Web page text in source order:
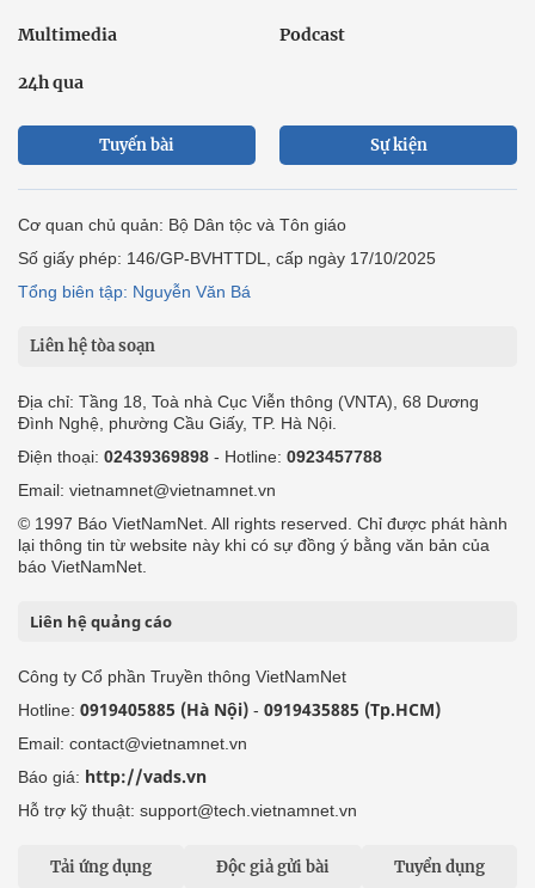
Multimedia Podcast
24h qua
Tuyến bài Sự kiện
Cơ quan chủ quản: Bộ Dân tộc và Tôn giáo
Số giấy phép: 146/GP-BVHTTDL, cấp ngày 17/10/2025
Tổng biên tập: Nguyễn Văn Bá
Liên hệ tòa soạn
Địa chỉ: Tầng 18, Toà nhà Cục Viễn thông (VNTA), 68 Dương
Đình Nghệ, phường Cầu Giấy, TP. Hà Nội.
Điện thoại: 02439369898 - Hotline: 0923457788
Email: vietnamnet@vietnamnet.vn
© 1997 Báo VietNamNet. All rights reserved. Chỉ được phát hành
lại thông tin từ website này khi có sự đồng ý bằng văn bản của
báo VietNamNet.
Liên hệ quảng cáo
Công ty Cổ phần Truyền thông VietNamNet
Hotline: 0919405885 (Hà Nội) - 0919435885 (Tp.HCM)
Email: contact@vietnamnet.vn
Báo giá: http://vads.vn
Hỗ trợ kỹ thuật: support@tech.vietnamnet.vn
Tải ứng dụng Độc giả gửi bài Tuyển dụng